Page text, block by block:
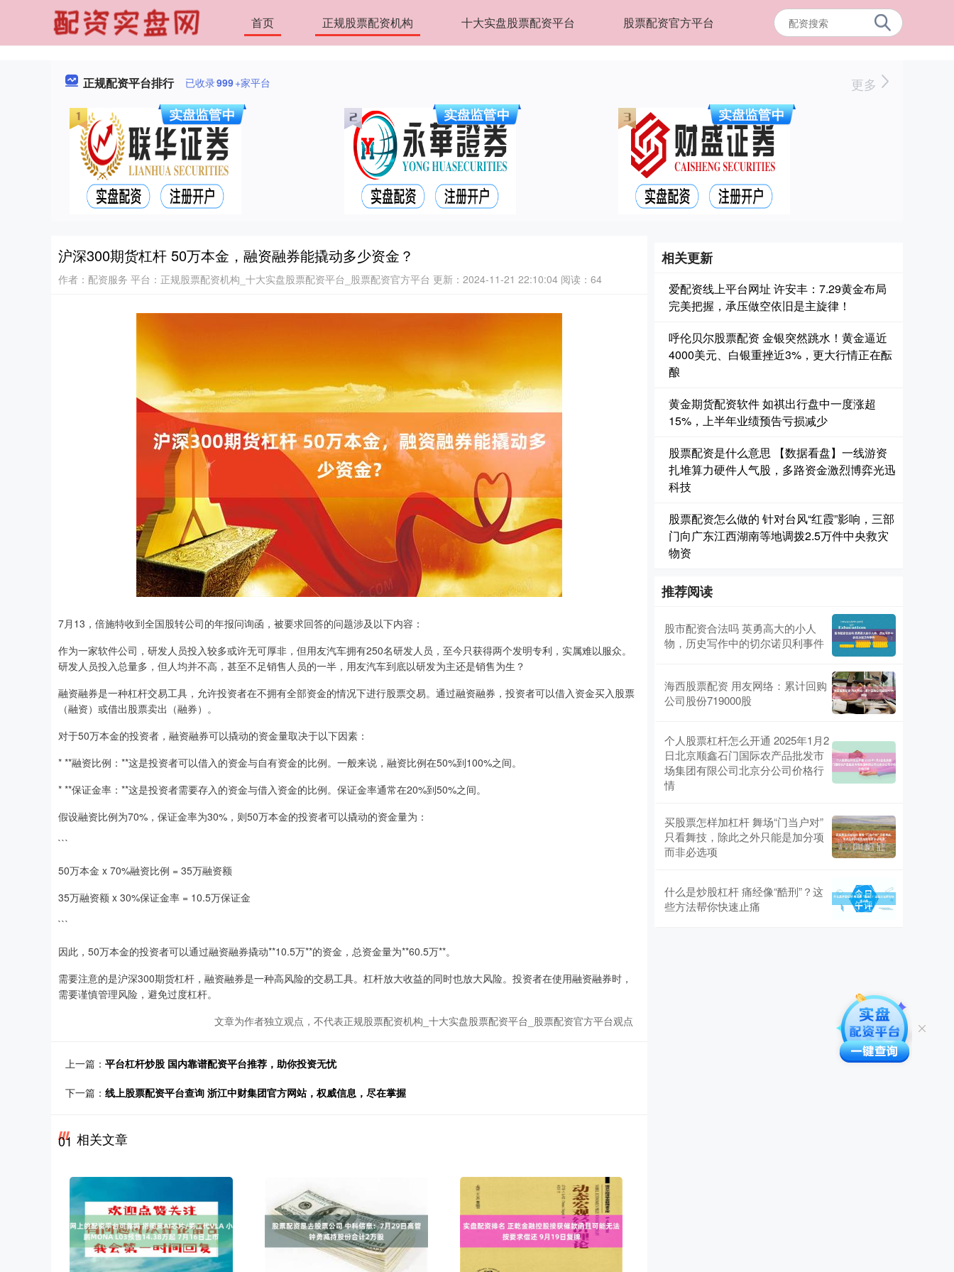
首页 正规股票配资机构 十大实盘股票配资平台 股票配资官方平台
正规配资平台排行 已收录999+家平台 更多
沪深300期货杠杆 50万本金，融资融券能撬动多少资金？
作者：配资服务 平台：正规股票配资机构_十大实盘股票配资平台_股票配资官方平台 更新：2024-11-21 22:10:04 阅读：64
7月13，倍施特收到全国股转公司的年报问询函，被要求回答的问题涉及以下内容：
作为一家软件公司，研发人员投入较多或许无可厚非，但用友汽车拥有250名研发人员，至今只获得两个发明专利，实属难以服众。
研发人员投入总量多，但人均并不高，甚至不足销售人员的一半，用友汽车到底以研发为主还是销售为生？
融资融券是一种杠杆交易工具，允许投资者在不拥有全部资金的情况下进行股票交易。通过融资融券，投资者可以借入资金买入股票
（融资）或借出股票卖出（融券）。
对于50万本金的投资者，融资融券可以撬动的资金量取决于以下因素：
* **融资比例：**这是投资者可以借入的资金与自有资金的比例。一般来说，融资比例在50%到100%之间。
* **保证金率：**这是投资者需要存入的资金与借入资金的比例。保证金率通常在20%到50%之间。
假设融资比例为70%，保证金率为30%，则50万本金的投资者可以撬动的资金量为：
```
50万本金 x 70%融资比例 = 35万融资额
35万融资额 x 30%保证金率 = 10.5万保证金
```
因此，50万本金的投资者可以通过融资融券撬动**10.5万**的资金，总资金量为**60.5万**。
需要注意的是沪深300期货杠杆，融资融券是一种高风险的交易工具。杠杆放大收益的同时也放大风险。投资者在使用融资融券时，
需要谨慎管理风险，避免过度杠杆。
文章为作者独立观点，不代表正规股票配资机构_十大实盘股票配资平台_股票配资官方平台观点
上一篇： 平台杠杆炒股 国内靠谱配资平台推荐，助你投资无忧
下一篇： 线上股票配资平台查询 浙江中财集团官方网站，权威信息，尽在掌握
01 相关文章
相关更新
爱配资线上平台网址 许安丰：7.29黄金布局
完美把握，承压做空依旧是主旋律！
呼伦贝尔股票配资 金银突然跳水！黄金逼近
4000美元、白银重挫近3%，更大行情正在酝
酿
黄金期货配资软件 如祺出行盘中一度涨超
15%，上半年业绩预告亏损减少
股票配资是什么意思 【数据看盘】一线游资
扎堆算力硬件人气股，多路资金激烈博弈光迅
科技
股票配资怎么做的 针对台风“红霞”影响，三部
门向广东江西湖南等地调拨2.5万件中央救灾
物资
推荐阅读
股市配资合法吗 英勇高大的小人
物，历史写作中的切尔诺贝利事件
海西股票配资 用友网络：累计回购
公司股份719000股
个人股票杠杆怎么开通 2025年1月2
日北京顺鑫石门国际农产品批发市
场集团有限公司北京分公司价格行
情
买股票怎样加杠杆 舞场“门当户对”
只看舞技，除此之外只能是加分项
而非必选项
什么是炒股杠杆 痛经像“酷刑”？这
些方法帮你快速止痛